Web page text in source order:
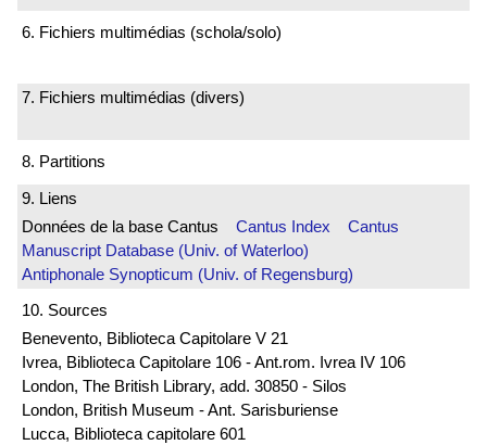
6. Fichiers multimédias (schola/solo)
7. Fichiers multimédias (divers)
8. Partitions
9. Liens
Données de la base Cantus Cantus Index
Cantus
Manuscript Database (Univ. of Waterloo)
Antiphonale Synopticum (Univ. of Regensburg)
10. Sources
Benevento, Biblioteca Capitolare V 21
Ivrea, Biblioteca Capitolare 106 - Ant.rom. Ivrea IV 106
London, The British Library, add. 30850 - Silos
London, British Museum - Ant. Sarisburiense
Lucca, Biblioteca capitolare 601